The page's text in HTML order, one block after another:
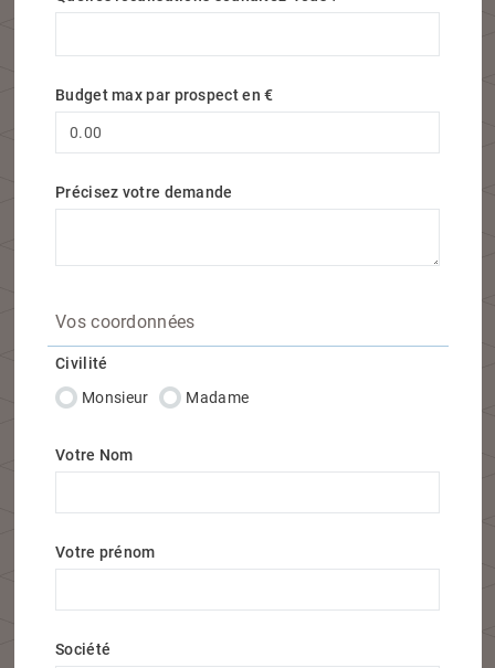
Budget max par prospect en €
Précisez votre demande
Vos coordonnées
Civilité
Monsieur
Madame
Votre Nom
Votre prénom
Société